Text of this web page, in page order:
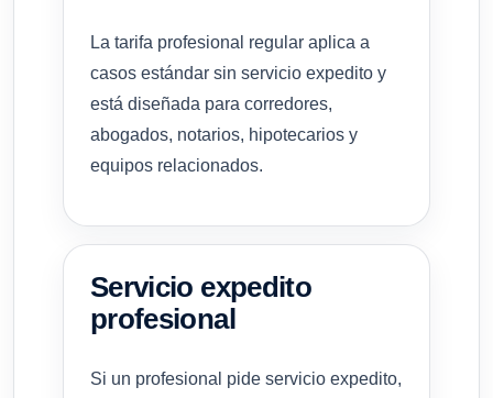
La tarifa profesional regular aplica a
casos estándar sin servicio expedito y
está diseñada para corredores,
abogados, notarios, hipotecarios y
equipos relacionados.
Servicio expedito
profesional
Si un profesional pide servicio expedito,